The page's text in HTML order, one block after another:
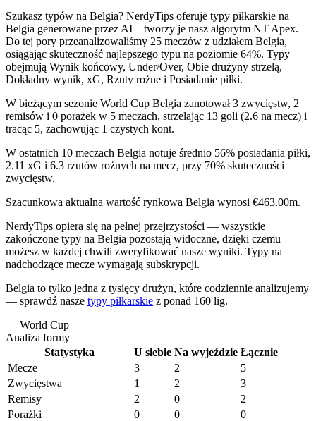
Szukasz typów na Belgia? NerdyTips oferuje typy piłkarskie na
Belgia generowane przez AI – tworzy je nasz algorytm NT Apex.
Do tej pory przeanalizowaliśmy 25 meczów z udziałem Belgia,
osiągając skuteczność najlepszego typu na poziomie 64%. Typy
obejmują Wynik końcowy, Under/Over, Obie drużyny strzelą,
Dokładny wynik, xG, Rzuty rożne i Posiadanie piłki.
W bieżącym sezonie World Cup Belgia zanotował3 zwycięstw, 2
remisów i 0 porażek w 5 meczach, strzelając 13 goli (2.6 na mecz) i
tracąc 5, zachowując 1 czystych kont.
W ostatnich 10 meczach Belgia notuje średnio 56% posiadania piłki,
2.11 xG i 6.3 rzutów rożnych na mecz, przy 70% skuteczności
zwycięstw.
Szacunkowa aktualna wartość rynkowa Belgia wynosi €463.00m.
NerdyTips opiera się na pełnej przejrzystości — wszystkie
zakończone typy na Belgia pozostają widoczne, dzięki czemu
możesz w każdej chwili zweryfikować nasze wyniki. Typy na
nadchodzące mecze wymagają subskrypcji.
Belgia to tylko jedna z tysięcy drużyn, które codziennie analizujemy
— sprawdź nasze typy piłkarskie z ponad 160 lig.
World Cup
Analiza formy
Statystyka
U siebie Na wyjeździe Łącznie
Mecze
3 2
5
Zwycięstwa
1 2
3
Remisy
2 0
2
Porażki
0 0
0